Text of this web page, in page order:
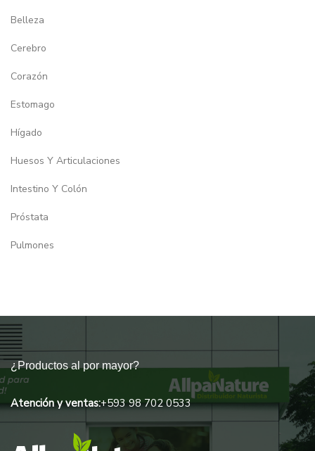
Belleza
Cerebro
Corazón
Estomago
Hígado
Huesos Y Articulaciones
Intestino Y Colón
Próstata
Pulmones
¿Productos al por mayor?
Atención y ventas:+593 98 702 0533